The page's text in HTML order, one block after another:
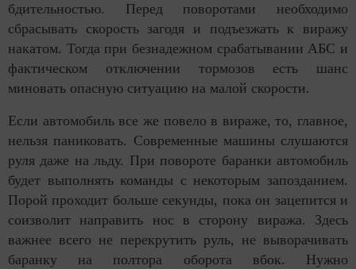
бдительностью. Перед поворотами необходимо
сбрасывать скорость загодя и подъезжать к виражу
накатом. Тогда при безнадежном срабатывании АБС и
фактическом отключении тормозов есть шанс
миновать опасную ситуацию на малой скорости.
Если автомобиль все же повело в вираже, то, главное,
нельзя паниковать. Современные машины слушаются
руля даже на льду. При повороте баранки автомобиль
будет выполнять команды с некоторым запозданием.
Порой проходит больше секунды, пока он зацепится и
соизволит направить нос в сторону виража. Здесь
важнее всего не перекрутить руль, не выворачивать
баранку на полтора оборота вбок. Нужно